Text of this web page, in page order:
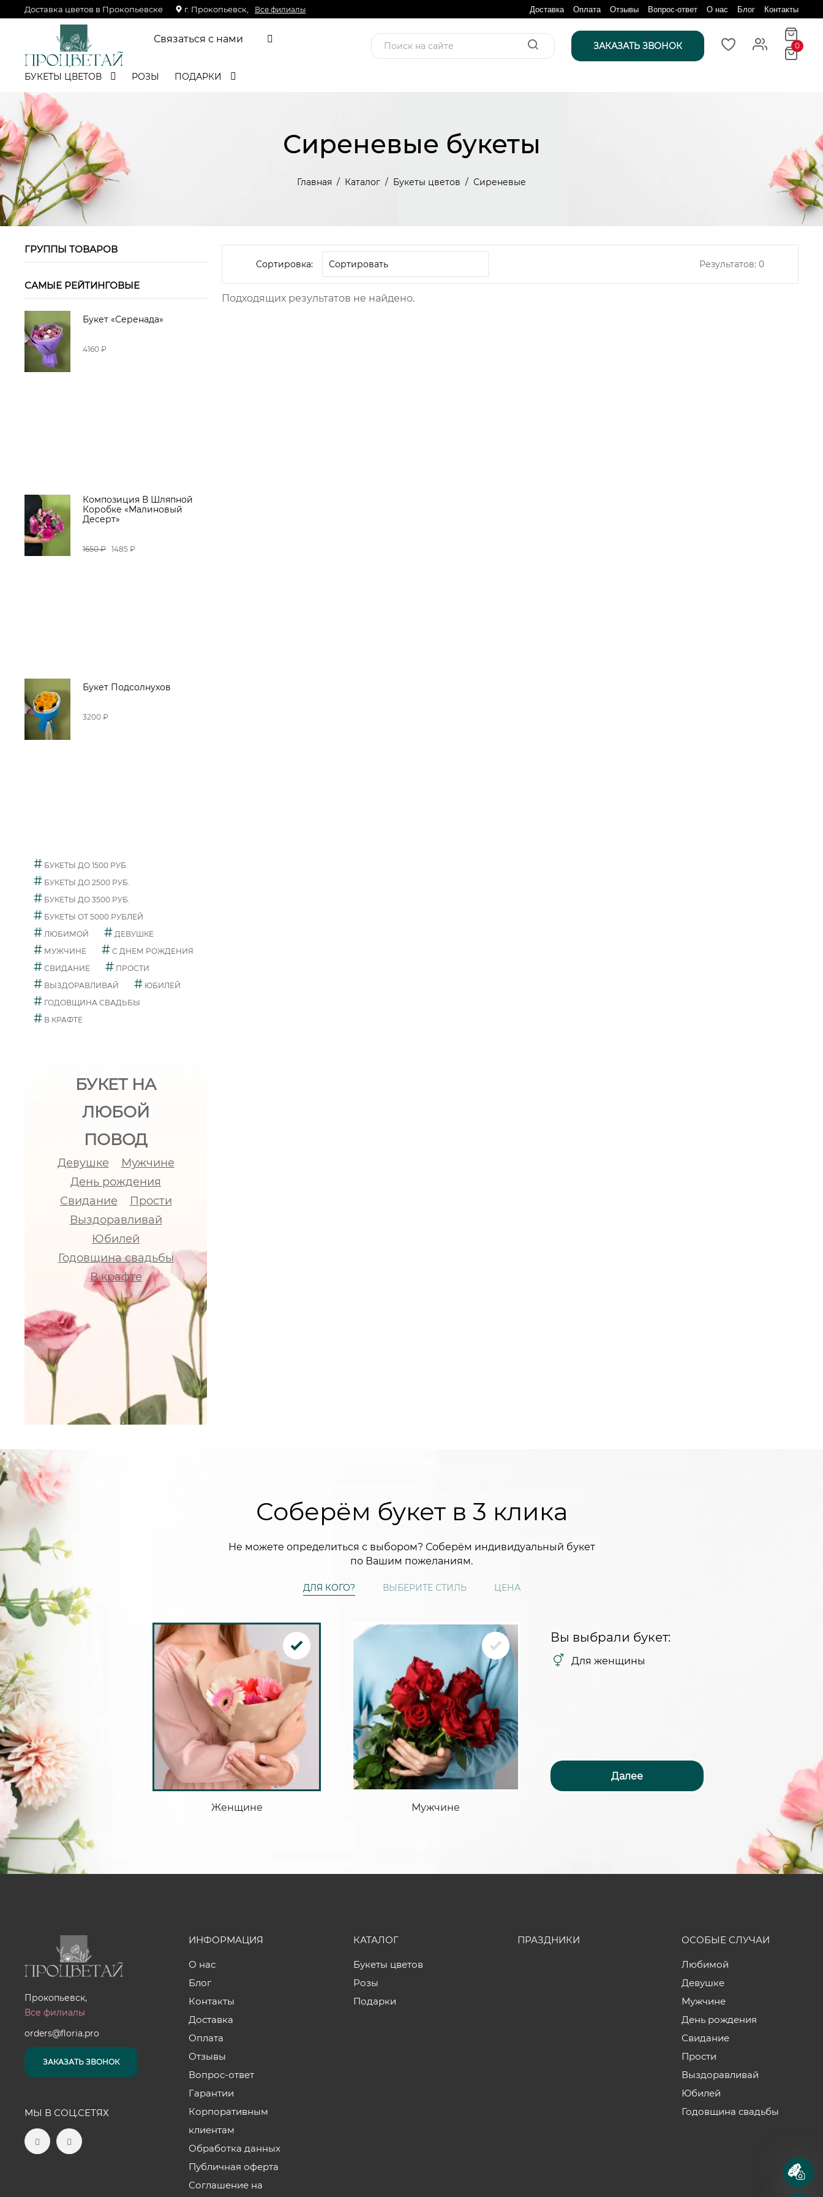
Доставка цветов в Прокопьевске г. Прокопьевск, Все филиалы Доставка Оплата Отзывы Вопрос-ответ О нас Блог Контакты
Связаться с нами
ЗАКАЗАТЬ ЗВОНОК 0
БУКЕТЫ ЦВЕТОВ РОЗЫ ПОДАРКИ
Сиреневые букеты
Главная Каталог Букеты цветов Сиреневые
ГРУППЫ ТОВАРОВ
САМЫЕ РЕЙТИНГОВЫЕ
Букет «Серенада»
4160 ₽
Композиция В Шляпной
Коробке «Малиновый
Десерт»
1650 ₽ 1485 ₽
Букет Подсолнухов
3200 ₽
# БУКЕТЫ ДО 1500 РУБ.
# БУКЕТЫ ДО 2500 РУБ.
# БУКЕТЫ ДО 3500 РУБ.
# БУКЕТЫ ОТ 5000 РУБЛЕЙ
# ЛЮБИМОЙ # ДЕВУШКЕ
# МУЖЧИНЕ # С ДНЕМ РОЖДЕНИЯ
# СВИДАНИЕ # ПРОСТИ
# ВЫЗДОРАВЛИВАЙ # ЮБИЛЕЙ
# ГОДОВЩИНА СВАДЬБЫ
# В КРАФТЕ
БУКЕТ НА
ЛЮБОЙ
ПОВОД
Девушке
Мужчине
День рождения
Свидание
Прости
Выздоравливай
Юбилей
Годовщина свадьбы
В крафте
Сортировка: Результатов: 0
Подходящих результатов не найдено.
Соберём букет в 3 клика
Не можете определиться с выбором? Соберём индивидуальный букет
по Вашим пожеланиям.
ДЛЯ КОГО? ВЫБЕРИТЕ СТИЛЬ ЦЕНА
Женщине Мужчине
Вы выбрали букет:
Для женщины
Далее
Прокопьевск,
Все филиалы
orders@floria.pro
ЗАКАЗАТЬ ЗВОНОК
МЫ В СОЦ.СЕТЯХ
ИНФОРМАЦИЯ
О нас
Блог
Контакты
Доставка
Оплата
Отзывы
Вопрос-ответ
Гарантии
Корпоративным
клиентам
Обработка данных
Публичная оферта
Соглашение на
КАТАЛОГ
Букеты цветов
Розы
Подарки
ПРАЗДНИКИ ОСОБЫЕ СЛУЧАИ
Любимой
Девушке
Мужчине
День рождения
Свидание
Прости
Выздоравливай
Юбилей
Годовщина свадьбы